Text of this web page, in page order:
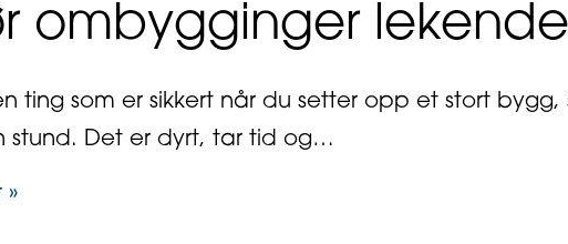
ombygginger
ting som er sikkert når du setter opp et stort
stund. Det er dyrt, tar tid og…
»